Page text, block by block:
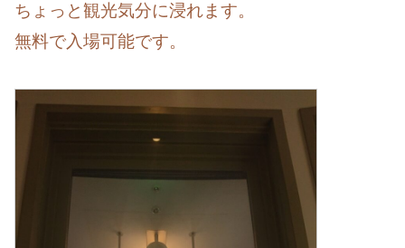
ちょっと観光気分に浸れます。
無料で入場可能です。